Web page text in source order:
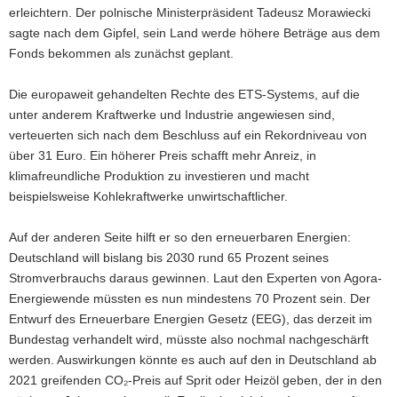
erleichtern. Der polnische Ministerpräsident Tadeusz Morawiecki
sagte nach dem Gipfel, sein Land werde höhere Beträge aus dem
Fonds bekommen als zunächst geplant.
Die europaweit gehandelten Rechte des ETS-Systems, auf die
unter anderem Kraftwerke und Industrie angewiesen sind,
verteuerten sich nach dem Beschluss auf ein Rekordniveau von
über 31 Euro. Ein höherer Preis schafft mehr Anreiz, in
klimafreundliche Produktion zu investieren und macht
beispielsweise Kohlekraftwerke unwirtschaftlicher.
Auf der anderen Seite hilft er so den erneuerbaren Energien:
Deutschland will bislang bis 2030 rund 65 Prozent seines
Stromverbrauchs daraus gewinnen. Laut den Experten von Agora-
Energiewende müssten es nun mindestens 70 Prozent sein. Der
Entwurf des Erneuerbare Energien Gesetz (EEG), das derzeit im
Bundestag verhandelt wird, müsste also nochmal nachgeschärft
werden. Auswirkungen könnte es auch auf den in Deutschland ab
2021 greifenden CO₂-Preis auf Sprit oder Heizöl geben, der in den